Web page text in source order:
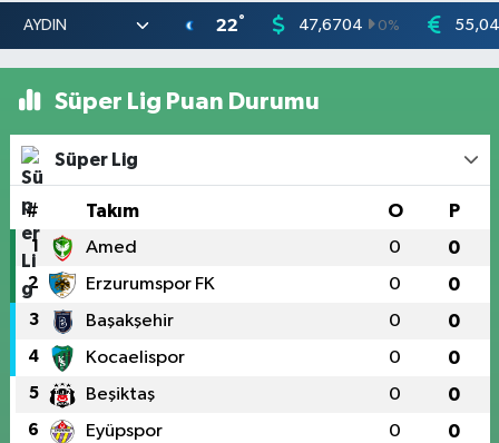
22° 47,6704 0%
Süper Lig Puan Durumu
Süper Lig
# Takım O P
1 Amed 0 0
2 Erzurumspor FK 0 0
3 Başakşehir 0 0
4 Kocaelispor 0 0
5 Beşiktaş 0 0
6 Eyüpspor 0 0